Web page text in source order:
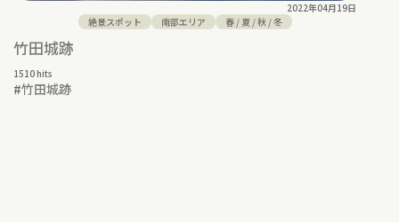
2022年04月19日
絶景スポット
南部エリア 春/ 夏/秋/冬
竹田城跡
1510 hits
#竹田城跡